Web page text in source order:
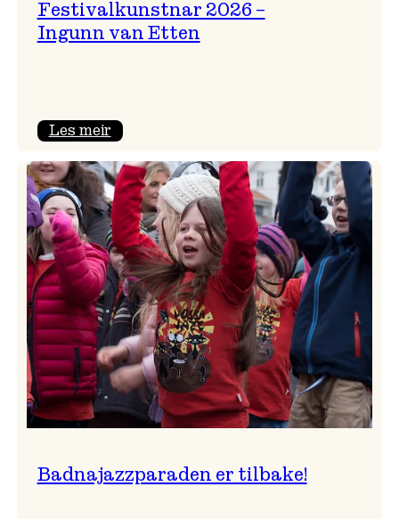
Festivalkunstnar 2026 –
Ingunn van Etten
Les meir:
2026
–
Ingunn van Etten
Badnajazzparaden er tilbake!